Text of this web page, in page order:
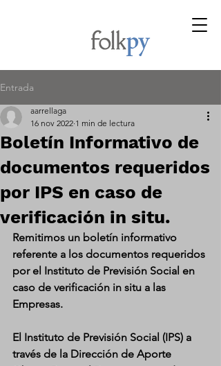
Entrada
Boletín Informativo de
documentos requeridos
por IPS en caso de
verificación in situ.
aarrellaga
16 nov 2022 1 min de lectura
Remitimos un boletín informativo
referente a los documentos requeridos
por el Instituto de Previsión Social en
caso de verificación in situ a las
Empresas.
El Instituto de Previsión Social (IPS) a
través de la Dirección de Aporte